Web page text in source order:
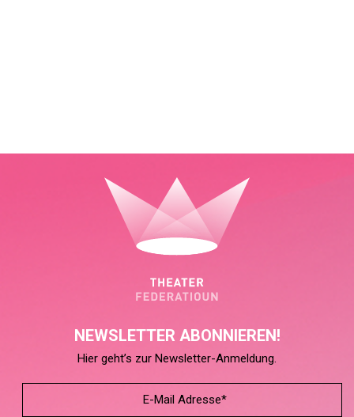
NEWSLETTER ABONNIEREN!
Hier geht’s zur Newsletter-Anmeldung.